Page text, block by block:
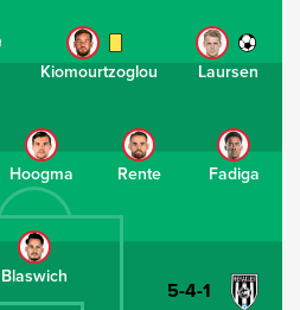
Blaswich
Fadiga
Rente
Hoogma
Laursen
Kiomourtzoglou
5-4-1